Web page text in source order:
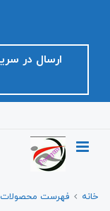
ارسال در
خانه فهرست محصولات